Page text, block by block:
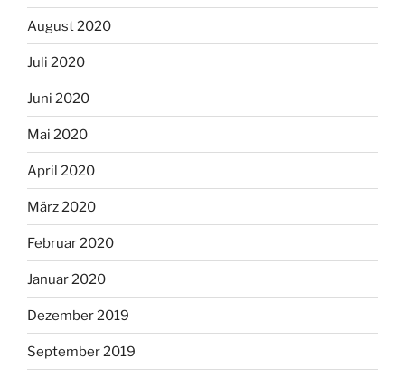
August 2020
Juli 2020
Juni 2020
Mai 2020
April 2020
März 2020
Februar 2020
Januar 2020
Dezember 2019
September 2019